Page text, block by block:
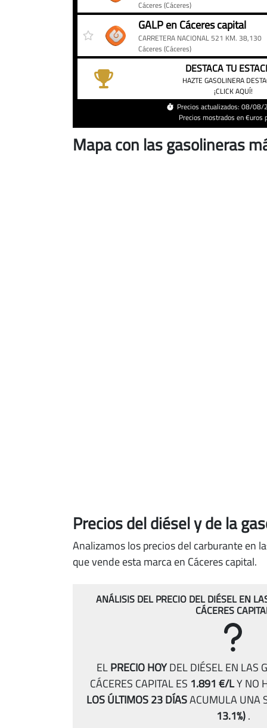
Galp
capital
Cáceres (Cáceres)
GALP en Cáceres capital
CARRETERA NACIONAL 521 KM. 38,130
Cáceres (Cáceres)
DESTACA TU
HAZTE GASOLINERA
¡CLICK AQUÍ!
Precios actualizados: 08/
Precios mostrados en €uros
Mapa con las gasolineras
Precios del diésely de la
Analizamos los precios del carburante en
que vende esta marca en Cáceres capital.
ANÁLISIS DEL PRECIO DEL DIÉSEL EN
CÁCERES
ELPRECIO HOYDEL DIÉSEL EN LAS
CÁCERES CAPITAL ES 1.891 €/LY NO
LOS ÚLTIMOS 23 DÍASACUMULA UNA
13.1%).